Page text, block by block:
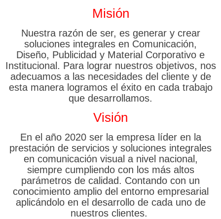
Misión
Nuestra razón de ser, es generar y crear
soluciones integrales en Comunicación,
Diseño, Publicidad y Material Corporativo e
Institucional. Para lograr nuestros objetivos, nos
adecuamos a las necesidades del cliente y de
esta manera logramos el éxito en cada trabajo
que desarrollamos.
Visión
En el año 2020 ser la empresa líder en la
prestación de servicios y soluciones integrales
en comunicación visual a nivel nacional,
siempre cumpliendo con los más altos
parámetros de calidad. Contando con un
conocimiento amplio del entorno empresarial
aplicándolo en el desarrollo de cada uno de
nuestros clientes.